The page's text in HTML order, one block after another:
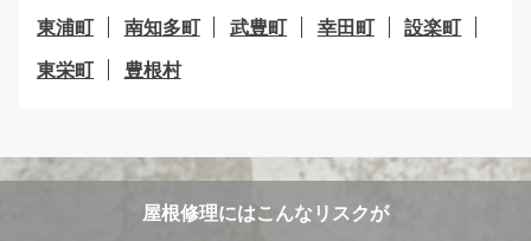
東浦町
南知多町 武豊町 幸田町
設楽町
東栄町
豊根村
屋根修理にはこんなリスクが